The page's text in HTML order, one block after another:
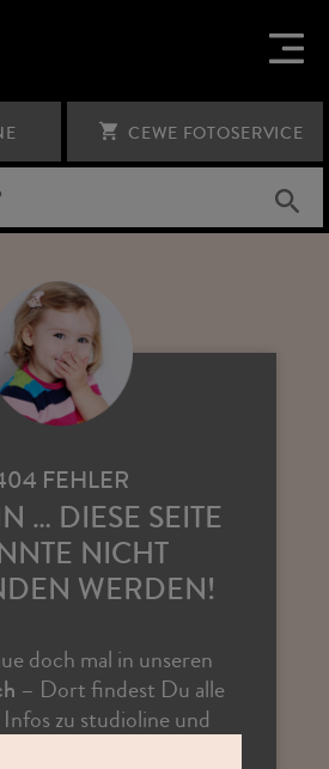
CEWE FOTOSERVICE
FEHLER
… DIESE SEITE
NICHT
WERDEN!
doch mal in unseren
– Dort findest Du alle
zu studioline und